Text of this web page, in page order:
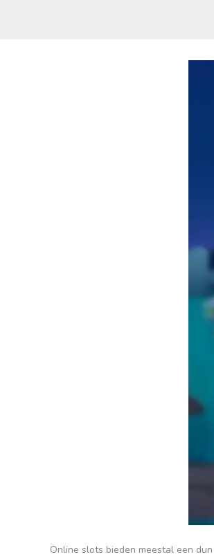
Online slots bieden meestal een